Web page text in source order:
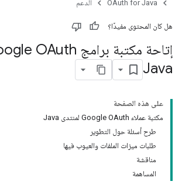
OAuth for Java
الدعم
هل كان المحتوى مفيدًا؟
Java
على هذه الصفحة
مكتبة عملاء Google OAuth لمنتدى Java
طرح أسئلة حول التطوير
طلبات ميزات الملفات والعيوب فيها
مناقشة
المساهمة